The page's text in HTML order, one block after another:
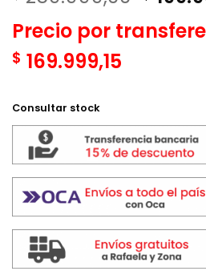
Precio por
$ 169.999,15
Consultar stock